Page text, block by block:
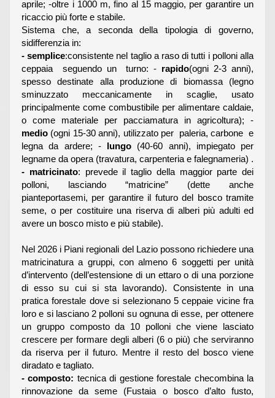
aprile; -oltre i 1000 m, fino al 15 maggio, per garantire un
ricaccio più forte e stabile.
Sistema che, a seconda della tipologia di governo,
sidifferenzia in:
- semplice:consistente nel taglio a raso di tutti i polloni alla
ceppaia seguendo un turno: - rapido(ogni 2-3 anni),
spesso destinate alla produzione di biomassa (legno
sminuzzato meccanicamente in scaglie, usato
principalmente come combustibile per alimentare caldaie,
o come materiale per pacciamatura in agricoltura); -
medio (ogni 15-30 anni), utilizzato per paleria, carbone e
legna da ardere; - lungo (40-60 anni), impiegato per
legname da opera (travatura, carpenteria e falegnameria) .
- matricinato: prevede il taglio della maggior parte dei
polloni, lasciando “matricine” (dette anche
pianteportasemi, per garantire il futuro del bosco tramite
seme, o per costituire una riserva di alberi più adulti ed
avere un bosco misto e più stabile).
Nel 2026 i Piani regionali del Lazio possono richiedere una
matricinatura a gruppi, con almeno 6 soggetti per unità
d’intervento (dell’estensione di un ettaro o di una porzione
di esso su cui si sta lavorando). Consistente in una
pratica forestale dove si selezionano 5 ceppaie vicine fra
loro e si lasciano 2 polloni su ognuna di esse, per ottenere
un gruppo composto da 10 polloni che viene lasciato
crescere per formare degli alberi (6 o più) che serviranno
da riserva per il futuro. Mentre il resto del bosco viene
diradato e tagliato.
- composto: tecnica di gestione forestale checombina la
rinnovazione da seme (Fustaia o bosco d’alto fusto,